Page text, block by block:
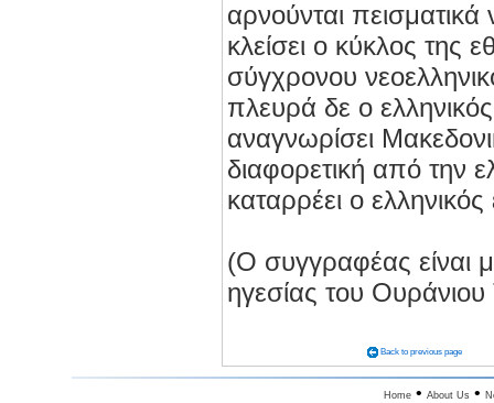
αρνούνται
κλείσει ο κύκλος της
σύγχρονου
πλευρά δε ο ελληνικός
αναγνωρίσει
διαφορετική από την
καταρρέει ο
(Ο συγγραφέας είναι
ηγεσίας του Ουράνιου
Back to previous page
Home• About Us•